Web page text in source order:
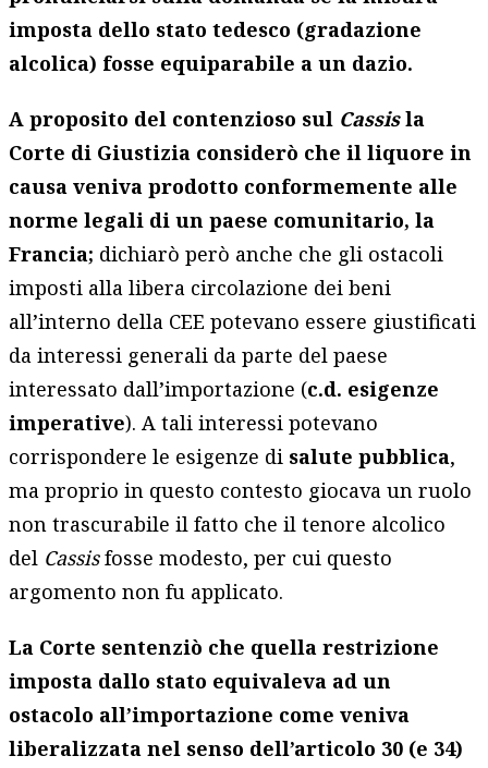
imposta dello stato tedesco (gradazione
alcolica) fosse equiparabile a un dazio.
A proposito del contenzioso sul Cassisla
Corte di Giustizia considerò che il liquore in
causa veniva prodotto conformemente alle
norme legali di un paese comunitario, la
Francia; dichiarò però anche che gli ostacoli
imposti alla libera circolazione dei beni
all’interno della CEE potevano essere giustificati
da interessi generali da parte del paese
interessato dall’importazione (c.d. esigenze
imperative). A tali interessi potevano
corrispondere le esigenze di salute pubblica,
ma proprio in questo contesto giocava un ruolo
non trascurabile il fatto che il tenore alcolico
del Cassisfosse modesto, per cui questo
argomento non fu applicato.
La Corte sentenziò che quella restrizione
imposta dallo stato equivaleva ad un
ostacolo all’importazione come veniva
liberalizzata nel senso dell’articolo 30 (e 34)